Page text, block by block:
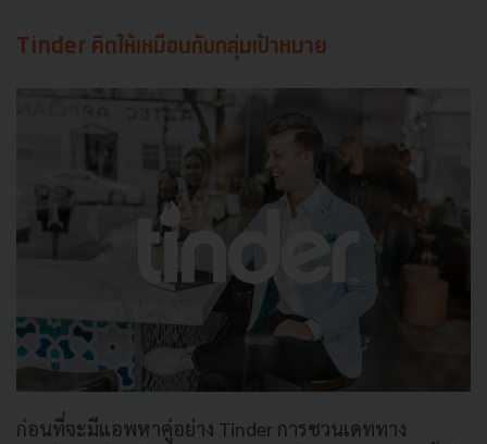
Tinder คิดให้เหมือนกับกลุ่มเป้าหมาย
ก่อนที่จะมีแอพหาคู่อย่าง Tinder การชวนเดททาง